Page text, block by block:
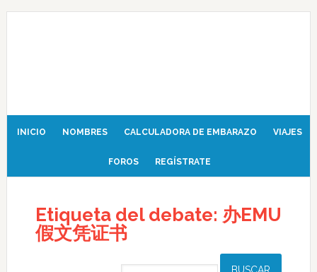
INICIO NOMBRES CALCULADORA DE EMBARAZO VIAJES
FOROS REGÍSTRATE
Etiqueta del debate: 办EMU
假文凭证书